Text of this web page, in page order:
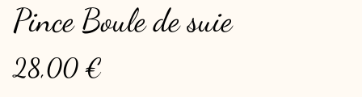
Pince Boule de suie
28,00 €